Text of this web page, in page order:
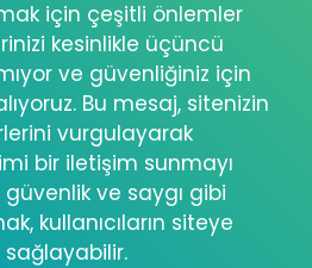
için çeşitli önlemler
kesinlikle üçüncü
ve güvenliğiniz için
Bu mesaj, sitenizin
vurgulayarak
bir iletişim sunmayı
ve saygı gibi
kullanıcıların siteye
sağlayabilir.